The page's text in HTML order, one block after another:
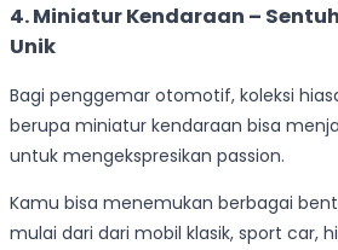
4. Miniatur Kendaraan –
Unik
Bagi penggemar otomotif, koleksi
berupa miniatur kendaraan bisa
untuk mengekspresikan passion.
Kamu bisa menemukan berbagai
mulai dari dari mobil klasik, sport car,